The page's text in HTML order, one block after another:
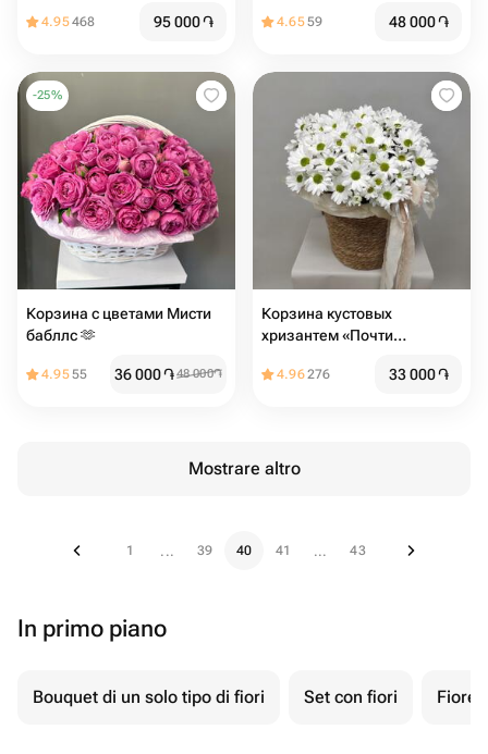
4.95468 95 000֏ 4.6559 48 000֏
-25%
Корзина с цветами Мисти
бабллс 🫶
4.9555 36 000֏48 000֏
Корзина кустовых
хризантем «Почти
4.96276 33 000֏
Mostrare altro
1 ... 39 40 41 ... 43
In primo piano
Bouquet di un solo tipo di fiori Set con fiori Fiore